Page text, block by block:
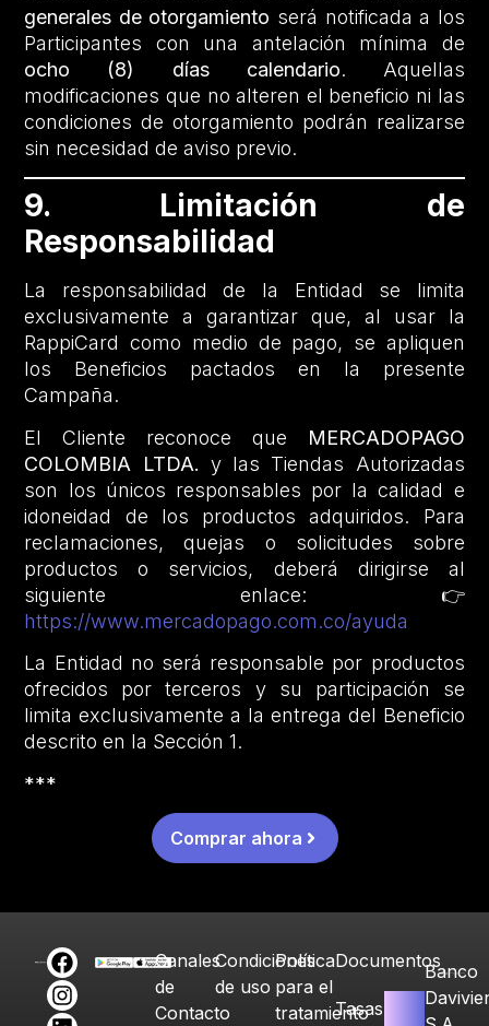
generales de otorgamiento será notificada a los
Participantes con una antelación mínima de
ocho (8) días calendario. Aquellas
modificaciones que no alteren el beneficio ni las
condiciones de otorgamiento podrán realizarse
sin necesidad de aviso previo.
9. Limitación de
Responsabilidad
La responsabilidad de la Entidad se limita
exclusivamente a garantizar que, al usar la
RappiCard como medio de pago, se apliquen
los Beneficios pactados en la presente
Campaña.
El Cliente reconoce que
MERCADOPAGO
COLOMBIA LTDA. y las Tiendas Autorizadas
son los únicos responsables por la calidad e
idoneidad de los productos adquiridos. Para
reclamaciones, quejas o solicitudes sobre
productos o servicios, deberá dirigirse al
siguiente enlace: 👉
https://www.mercadopago.com.co/ayuda
La Entidad no será responsable por productos
ofrecidos por terceros y su participación se
limita exclusivamente a la entrega del Beneficio
descrito en la Sección 1.
***
Comprar ahora
Canales
de
Contacto
Condiciones
de uso
Política
para el
tratamiento
Documentos
Tasas
Banco